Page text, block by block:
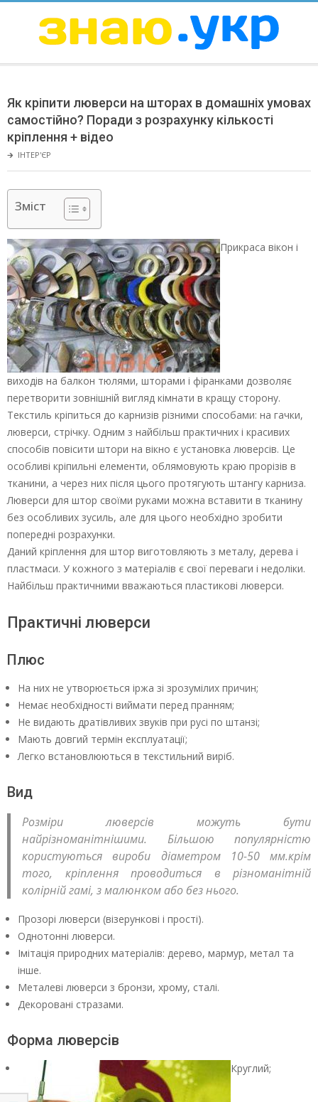
ЗНАЮ
Menu
Як кріпити люверси на шторах в домашніх умовах
самостійно? Поради з розрахунку кількості
кріплення + відео
🡲 ІНТЕР'ЄР
Зміст
Прикраса вікон і
виходів на балкон тюлями, шторами і фіранками дозволяє
перетворити зовнішній вигляд кімнати в кращу сторону.
Текстиль кріпиться до карнизів різними способами: на гачки,
люверси, стрічку. Одним з найбільш практичних і красивих
способів повісити штори на вікно є установка люверсів. Це
особливі кріпильні елементи, облямовують краю прорізів в
тканини, а через них після цього протягують штангу карниза.
Люверси для штор своїми руками можна вставити в тканину
без особливих зусиль, але для цього необхідно зробити
попередні розрахунки.
Даний кріплення для штор виготовляють з металу, дерева і
пластмаси. У кожного з матеріалів є свої переваги і недоліки.
Найбільш практичними вважаються пластикові люверси.
Практичні люверси
Плюс
На них не утворюється іржа зі зрозумілих причин;
Немає необхідності виймати перед пранням;
Не видають дратівливих звуків при русі по штанзі;
Мають довгий термін експлуатації;
Легко встановлюються в текстильний виріб.
Вид
Розміри люверсів можуть бути
найрізноманітнішими. Більшою популярністю
користуються вироби діаметром 10-50 мм.крім
того, кріплення проводиться в різноманітній
колірній гамі, з малюнком або без нього.
Прозорі люверси (візерункові і прості).
Однотонні люверси.
Імітація природних матеріалів: дерево, мармур, метал та
інше.
Металеві люверси з бронзи, хрому, сталі.
Декоровані стразами.
Форма люверсів
Круглий;